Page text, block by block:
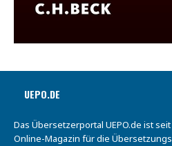
UEPO.DE
Das Übersetzerportal UEPO.de ist
Online-Magazin für die